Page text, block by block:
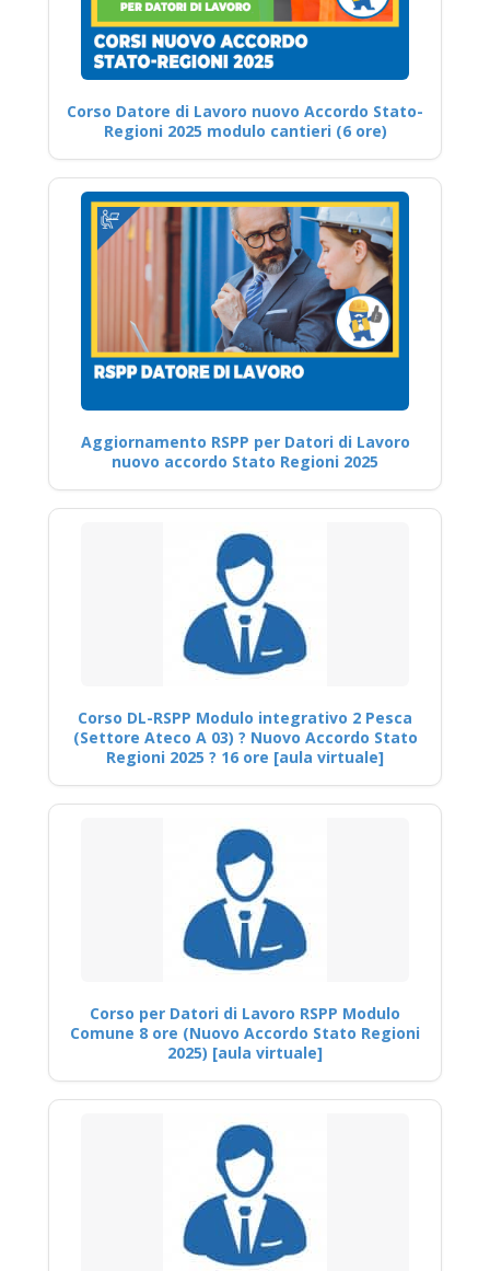
Corso Datore di Lavoro nuovo Accordo Stato-
Regioni 2025 modulo cantieri (6 ore)
Aggiornamento RSPP per Datori di Lavoro
nuovo accordo Stato Regioni 2025
Corso DL-RSPP Modulo integrativo 2 Pesca
(Settore Ateco A 03) ? Nuovo Accordo Stato
Regioni 2025 ? 16 ore [aula virtuale]
Corso per Datori di Lavoro RSPP Modulo
Comune 8 ore (Nuovo Accordo Stato Regioni
2025) [aula virtuale]